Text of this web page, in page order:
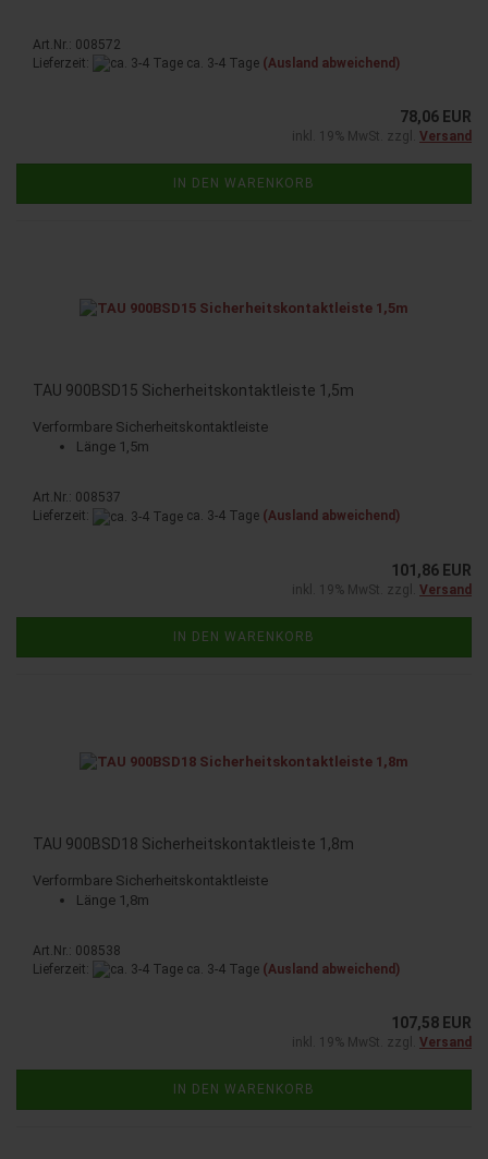
Art.Nr.: 008572
Lieferzeit:
ca. 3-4 Tage (Ausland abweichend)
78,06 EUR
inkl. 19% MwSt. zzgl. Versand
IN DEN WARENKORB
TAU 900BSD15 Sicherheitskontaktleiste 1,5m
Verformbare Sicherheitskontaktleiste
Länge 1,5m
Art.Nr.: 008537
Lieferzeit:
ca. 3-4 Tage (Ausland abweichend)
101,86 EUR
inkl. 19% MwSt. zzgl. Versand
IN DEN WARENKORB
TAU 900BSD18 Sicherheitskontaktleiste 1,8m
Verformbare Sicherheitskontaktleiste
Länge 1,8m
Art.Nr.: 008538
Lieferzeit:
ca. 3-4 Tage (Ausland abweichend)
107,58 EUR
inkl. 19% MwSt. zzgl. Versand
IN DEN WARENKORB